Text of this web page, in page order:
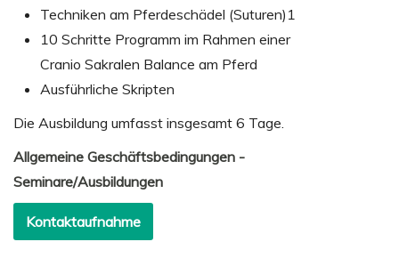
Techniken am Pferdeschädel (Suturen)1
10 Schritte Programm im Rahmen einer
Cranio Sakralen Balance am Pferd
Ausführliche Skripten
Die Ausbildung umfasst insgesamt 6 Tage.
Allgemeine Geschäftsbedingungen -
Seminare/Ausbildungen
Kontaktaufnahme